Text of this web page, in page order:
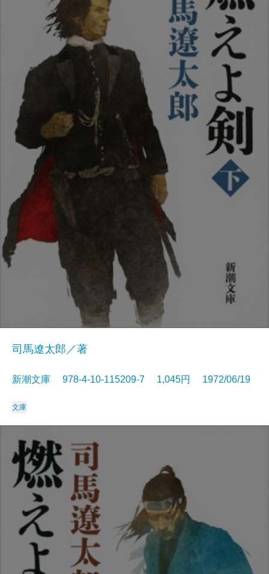
司馬遼太郎／著
新潮文庫 978-4-10-115209-7 1,045円 1972/06/19
文庫